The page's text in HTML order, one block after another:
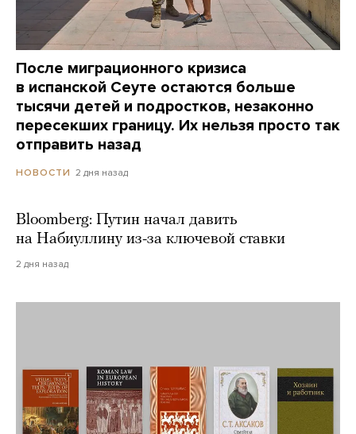
После миграционного кризиса
в испанской Сеуте остаются больше
тысячи детей и подростков, незаконно
пересекших границу. Их нельзя просто так
отправить назад
НОВОСТИ 2 дня назад
Bloomberg: Путин начал давить
на Набиуллину из-за ключевой ставки
2 дня назад